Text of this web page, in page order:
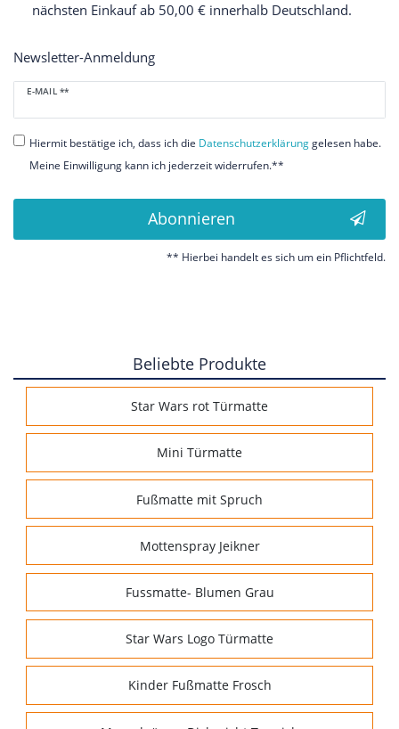
nächsten Einkauf ab 50,00 € innerhalb Deutschland.
Newsletter-Anmeldung
E-MAIL **
Newsletter
Honig
Hiermit bestätige ich, dass ich die Daten­schutz­erklärunggelesen habe.
Meine Einwilligung kann ich jederzeit widerrufen.**
Abonnieren
** Hierbei handelt es sich um ein Pflichtfeld.
Beliebte Produkte
Star Wars rot Türmatte
Mini Türmatte
Fußmatte mit Spruch
Mottenspray Jeikner
Fussmatte- Blumen Grau
Star Wars Logo Türmatte
Kinder Fußmatte Frosch